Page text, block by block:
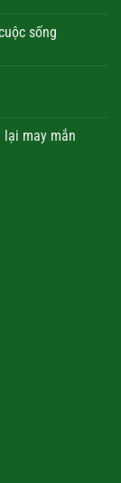
sống
lại may mắn